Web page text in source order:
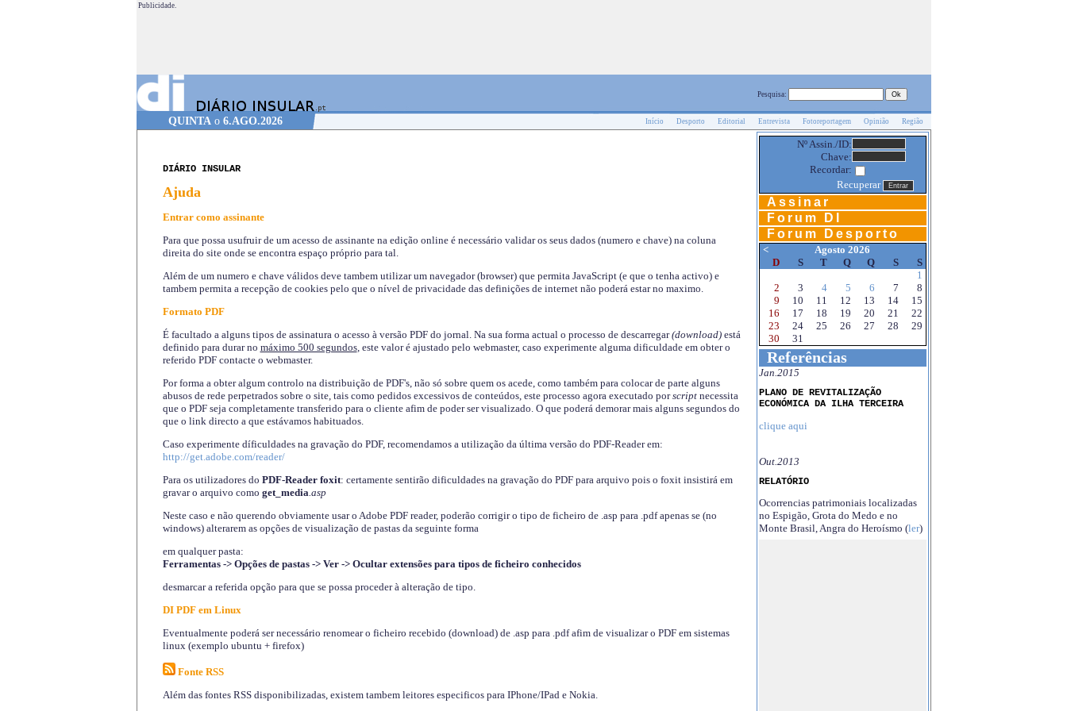
Publicidade.
Pesquisa:
QUINTA o 6.AGO.2026 Início Desporto Editorial Entrevista Fotoreportagem Opinião Região
DIÁRIO INSULAR
Ajuda
Entrar como assinante
Para que possa usufruir de um acesso de assinante na edição online é necessário validar os seus dados (numero e chave) na coluna
direita do site onde se encontra espaço próprio para tal.
Além de um numero e chave válidos deve tambem utilizar um navegador (browser) que permita JavaScript (e que o tenha activo) e
tambem permita a recepção de cookies pelo que o nível de privacidade das definições de internet não poderá estar no maximo.
Formato PDF
É facultado a alguns tipos de assinatura o acesso à versão PDF do jornal. Na sua forma actual o processo de descarregar(download)está
definido para durar no máximo 500 segundos, este valor é ajustado pelo webmaster, caso experimente alguma dificuldade em obter o
referido PDF contacte o webmaster.
Por forma a obter algum controlo na distribuição de PDF's, não só sobre quem os acede, como também para colocar de parte alguns
abusos de rede perpetrados sobre o site, tais como pedidos excessivos de conteúdos, este processo agora executado porscriptnecessita
que o PDF seja completamente transferido para o cliente afim de poder ser visualizado. O que poderá demorar mais alguns segundos do
que o link directo a que estávamos habituados.
Caso experimente díficuldades na gravação do PDF, recomendamos a utilização da última versão do PDF-Reader em:
http://get.adobe.com/reader/
Para os utilizadores do PDF-Reader foxit: certamente sentirão dificuldades na gravação do PDF para arquivo pois o foxit insistirá em
gravar o arquivo como get_media.asp
Neste caso e não querendo obviamente usar o Adobe PDF reader, poderão corrigir o tipo de ficheiro de .asp para .pdf apenas se (no
windows) alterarem as opções de visualização de pastas da seguinte forma
em qualquer pasta:
Ferramentas -> Opções de pastas -> Ver -> Ocultar extensões para tipos de ficheiro conhecidos
desmarcar a referida opção para que se possa proceder à alteração de tipo.
DI PDF em Linux
Eventualmente poderá ser necessário renomear o ficheiro recebido (download) de .asp para .pdf afim de visualizar o PDF em sistemas
linux (exemplo ubuntu + firefox)
Fonte RSS
Além das fontes RSS disponibilizadas, existem tambem leitores especificos para IPhone/IPad e Nokia.
Nº Assin./ID:
Chave:
Recordar:
Recuperar
Assinar
Forum DI
Forum Desporto
<
Agosto 2026
D
S T Q Q S
S
1
2
3 4 5 6 7
8
9
10 11 12 13 14
15
16
17 18 19 20 21
22
23
24 25 26 27 28
29
30
31
Referências
Jan.2015
PLANO DE REVITALIZAÇÃO
ECONÓMICA DA ILHA TERCEIRA
clique aqui
Out.2013
RELATÓRIO
Ocorrencias patrimoniais localizadas
no Espigão, Grota do Medo e no
Monte Brasil, Angra do Heroísmo (ler)